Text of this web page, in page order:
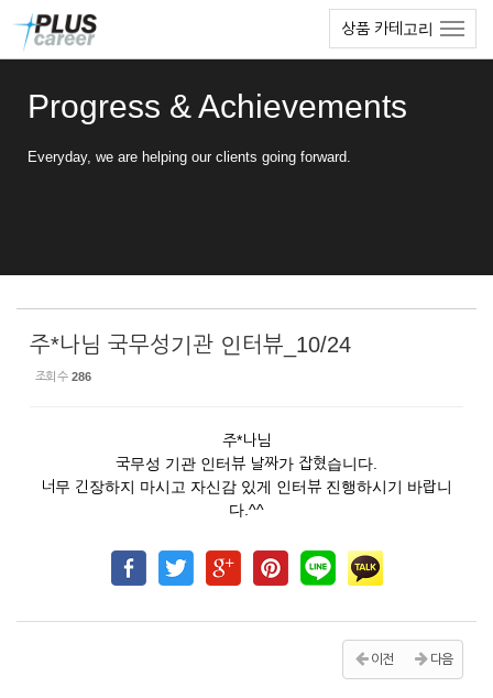
상품 카테고리
Progress & Achievements
Everyday, we are helping our clients going forward.
주*나님 국무성기관 인터뷰_10/24
조회 수 286
주*나님
국무성 기관 인터뷰 날짜가 잡혔습니다.
너무 긴장하지 마시고 자신감 있게 인터뷰 진행하시기 바랍니
다.^^
이전 다음